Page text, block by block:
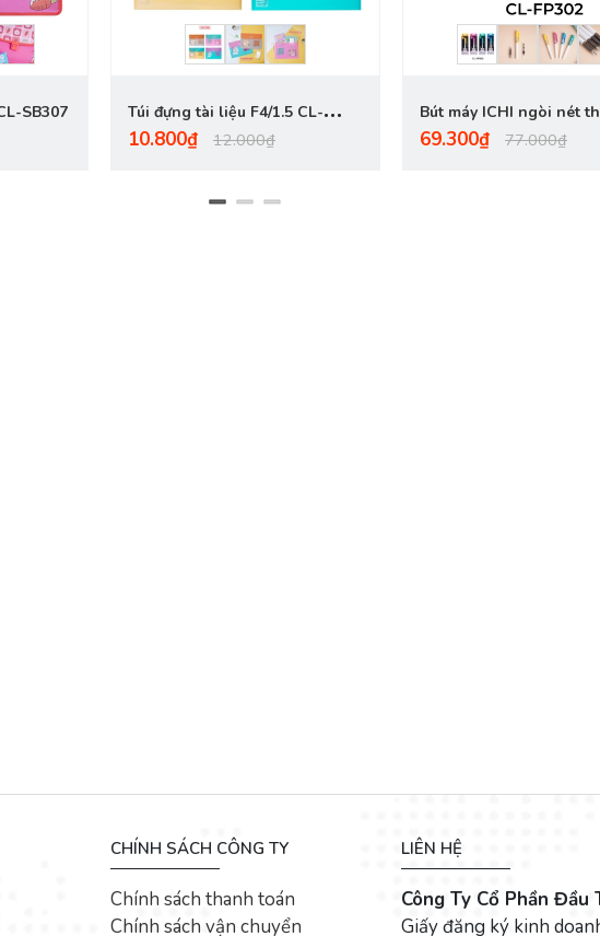
SB307
Túi đựng tài liệu F4/1.5 CL-
CBF01
10.800₫ 12.000₫
Bút máy ICHI ngòi nét
nét đậm CL-FP302
69.300₫ 77.000₫
CHÍNH SÁCH CÔNG TY
Chính sách thanh toán
Chính sách vận chuyển
LIÊN HỆ
Công Ty Cổ Phần Đầu
Giấy đăng ký kinh